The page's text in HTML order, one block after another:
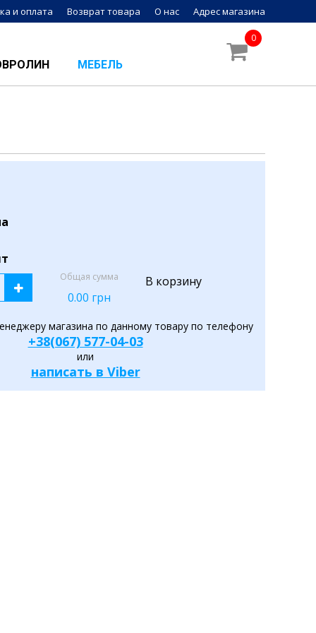
и оплата Возврат товара О нас Адрес магазина
МЕБЕЛЬ
0
Общая сумма
0.00 грн
В корзину
магазина по данному товару по телефону
+38(067) 577-04-03
или
написать в Viber